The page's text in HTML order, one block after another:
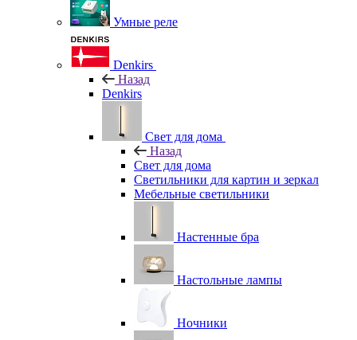
Умные реле
Denkirs
Назад
Denkirs
Свет для дома
Назад
Свет для дома
Светильники для картин и зеркал
Мебельные светильники
Настенные бра
Настольные лампы
Ночники